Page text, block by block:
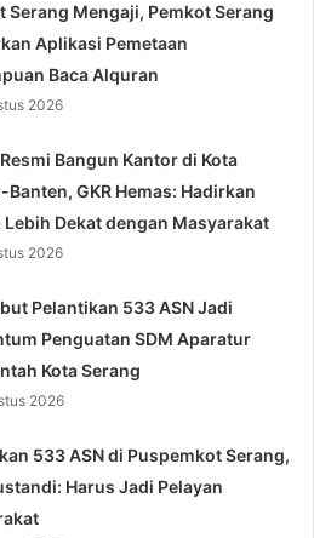
Serang Mengaji, Pemkot Serang
Aplikasi Pemetaan
Baca Alquran
2026
Resmi Bangun Kantor di Kota
Banten, GKR Hemas: Hadirkan
Lebih Dekat dengan Masyarakat
2026
Pelantikan 533 ASN Jadi
Penguatan SDM Aparatur
Kota Serang
2026
533 ASN di Puspemkot Serang,
Harus Jadi Pelayan